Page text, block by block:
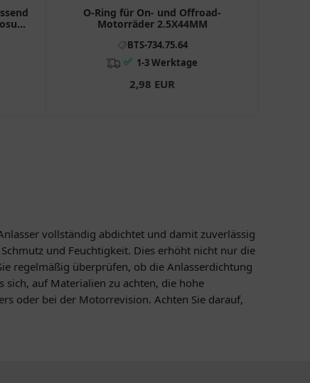
O-Ring für On- und Offroad-
Motorräder 2.5X44MM
BTS-734.75.64
✅ 1-3 Werktage
2,98 EUR
vollständig abdichtet und damit zuverlässig
und Feuchtigkeit. Dies erhöht nicht nur die
regelmäßig überprüfen, ob die Anlasserdichtung
auf Materialien zu achten, die hohe
oder bei der Motorrevision. Achten Sie darauf,